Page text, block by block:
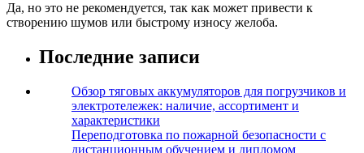
Да, но это не рекомендуется, так как может привести к
створению шумов или быстрому износу желоба.
Последние записи
Обзор тяговых аккумуляторов для погрузчиков и
электротележек: наличие, ассортимент и
характеристики
Переподготовка по пожарной безопасности с
дистанционным обучением и дипломом